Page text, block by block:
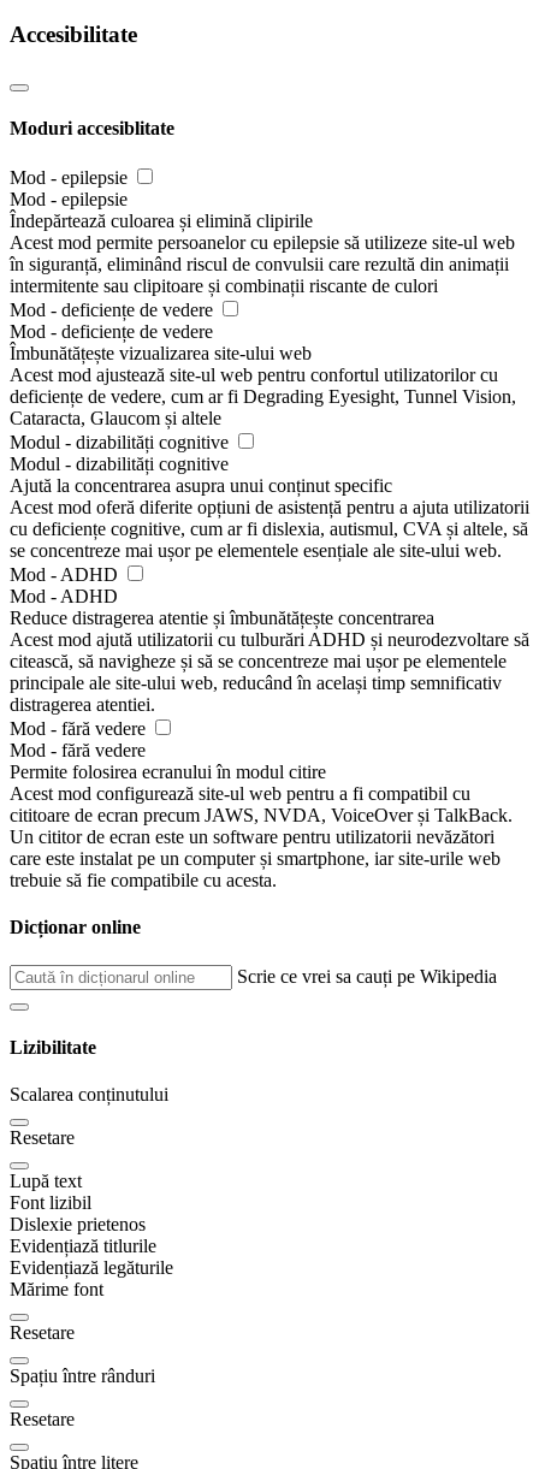
Accesibilitate
Moduri accesiblitate
Mod - epilepsie
Mod - epilepsie
Îndepărtează culoarea și elimină clipirile
Acest mod permite persoanelor cu epilepsie să utilizeze site-ul web
în siguranță, eliminând riscul de convulsii care rezultă din animații
intermitente sau clipitoare și combinații riscante de culori
Mod - deficiențe de vedere
Mod - deficiențe de vedere
Îmbunătățește vizualizarea site-ului web
Acest mod ajustează site-ul web pentru confortul utilizatorilor cu
deficiențe de vedere, cum ar fi Degrading Eyesight, Tunnel Vision,
Cataracta, Glaucom și altele
Modul - dizabilități cognitive
Modul - dizabilități cognitive
Ajută la concentrarea asupra unui conținut specific
Acest mod oferă diferite opțiuni de asistență pentru a ajuta utilizatorii
cu deficiențe cognitive, cum ar fi dislexia, autismul, CVA și altele, să
se concentreze mai ușor pe elementele esențiale ale site-ului web.
Mod - ADHD
Mod - ADHD
Reduce distragerea atentie și îmbunătățește concentrarea
Acest mod ajută utilizatorii cu tulburări ADHD și neurodezvoltare să
citească, să navigheze și să se concentreze mai ușor pe elementele
principale ale site-ului web, reducând în același timp semnificativ
distragerea atentiei.
Mod - fără vedere
Mod - fără vedere
Permite folosirea ecranului în modul citire
Acest mod configurează site-ul web pentru a fi compatibil cu
cititoare de ecran precum JAWS, NVDA, VoiceOver și TalkBack.
Un cititor de ecran este un software pentru utilizatorii nevăzători
care este instalat pe un computer și smartphone, iar site-urile web
trebuie să fie compatibile cu acesta.
Dicționar online
Scrie ce vrei sa cauți pe Wikipedia
Lizibilitate
Scalarea conținutului
Resetare
Lupă text
Font lizibil
Dislexie prietenos
Evidențiază titlurile
Evidențiază legăturile
Mărime font
Resetare
Spațiu între rânduri
Resetare
Spațiu între litere